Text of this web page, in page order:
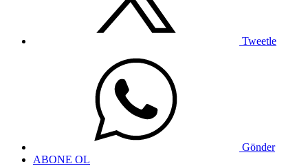
Tweetle
Gönder
ABONE OL